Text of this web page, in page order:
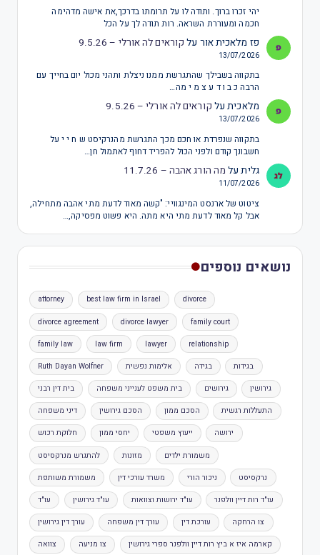
יהי זכרו ברוך. ותודה לו על תרומתו בדרכך,את אישה מדהימה
חכמה ומעוררת השראה. רות תודה לך על הכל
פז מלאכית אור על קוראים לה אורלי – 9.5.26
13/07/2026
בתקווה בשבילך שהתגרשת ממנו ניצלת ותהני מכול יום בחייך עם
הרבה כ ב ו ד ע צ מ י מה…
מלאכיתעל קוראים לה אורלי – 9.5.26
13/07/2026
בתקווה שנפרדת או חכם מכך התגרשת מהנרקיסט ש ח י י על
חשבונך קודם ולפני הכול להפריד דחוף לאתמול חן…
גליתעל מה הורג אהבה – 11.7.26
11/07/2026
ציטוט של ארנסט המינגוויי: "קשה מאוד לדעת מתי אהבה מתחילה,
אבל קל מאוד לדעת מתי היא מתה. היא פשוט מפסיקה,…
נושאים נוספים
attorney best law firm in Israel divorce
divorce agreement divorce lawyer family court
family law law firm lawyer relationship
Ruth Dayan Wolfner אלימות נפשית בגידה בגידות
בית דין רבני בית משפט לענייני משפחה גירושים גירושין
דיני משפחה הסכם גירושין הסכם ממון התעללות רגשית
חלוקת רכוש יחסי ממון ייעוץ משפטי ירושה
להתגרש מנרקסיסט מזונות משמורת ילדים
משמורת משותפת משרד עורכי דין ניכור הורי נרקסיסט
עו"ד עו"ד גירושין עו"ד ירושות וצוואות עו"ד רות דיין וולפנר
עורך דין גירושין עורך דין משפחה עורכת דין צו הרחקה
צוואה צו מניעה קארמה איז א ביץ רות דיין וולפנר ספרי גירושין